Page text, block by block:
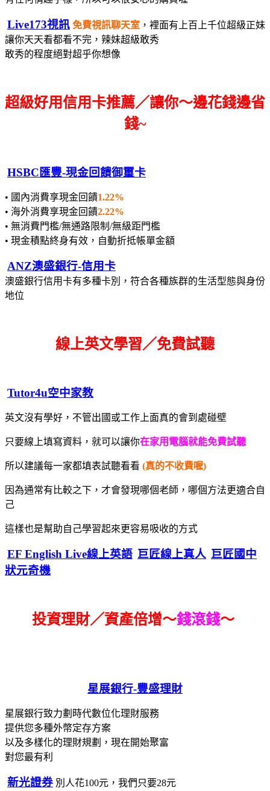
Live173視訊 免費視訊聊天室 ，裡面有上百上千位超級正妹
讓你天天看都看不完，辣妹超級敢秀
敢秀的程度絕對超乎你想像
超級好用信用卡推薦／讓你～邊花錢邊省
錢~
HSBC匯豐-現金回饋御璽卡
• 國內消費享現金回饋1.22%
• 海外消費享現金回饋2.22%
• 無消費門檻/無通路限制/無級距門檻
• 現金積點終身有效，自動折抵帳單金額
ANZ澳盛銀行-信用卡
澳盛銀行信用卡有多種卡別，符合各種族群的生活型態與身份
地位
線上英文學習／免費試聽
Tutor4u空中家教
英文沒有學好，不管出國或工作上面真的會到處碰壁
只要線上填寫資料，就可以讓你在家用電腦就能免費試聽
所以建議每一家都填表試聽看看 (真的不收費喔)
因為通常有比較之下，才會發現哪個老師，哪個方法更適合自
己
這樣也是幫助自己學習起來更容易吸收的方式
EF English Live線上英語 巨匠線上真人 巨匠國中
狀元奇機
投資理財／資產倍增～錢滾錢～
星展銀行-豐盛理財
星展銀行致力劃時代數位化理財服務
提供您多種外幣定存方案
以及多樣化的理財規劃，現在開始聚富
對您最有利
新光證券 別人花100元，我們只要28元